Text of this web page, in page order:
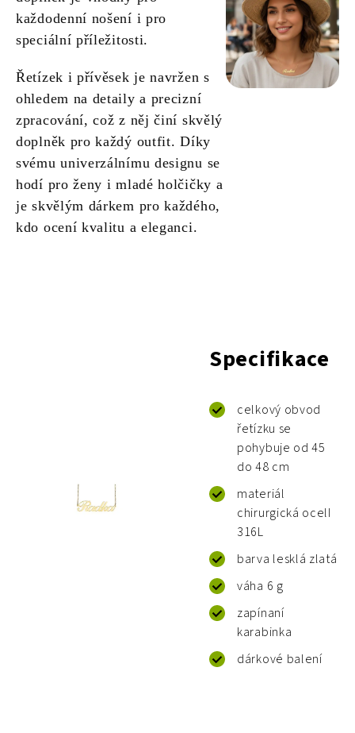
každodenní nošení i pro
speciální příležitosti.
Řetízek i přívěsek je navržen s
ohledem na detaily a precizní
zpracování, což z něj činí skvělý
doplněk pro každý outfit. Díky
svému univerzálnímu designu se
hodí pro ženy i mladé holčičky a
je skvělým dárkem pro každého,
kdo ocení kvalitu a eleganci.
Specifikace
celkový obvod
řetízku se
pohybuje od 45
do 48 cm
materiál
chirurgická ocelI
316L
barva lesklá zlatá
váha 6 g
zapínaní
karabinka
dárkové balení